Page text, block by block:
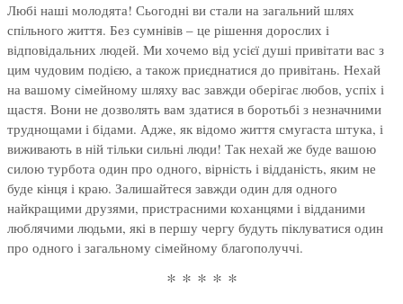
Любі наші молодята! Сьогодні ви стали на загальний шлях
спільного життя. Без сумнівів – це рішення дорослих і
відповідальних людей. Ми хочемо від усієї душі привітати вас з
цим чудовим подією, а також приєднатися до привітань. Нехай
на вашому сімейному шляху вас завжди оберігає любов, успіх і
щастя. Вони не дозволять вам здатися в боротьбі з незначними
труднощами і бідами. Адже, як відомо життя смугаста штука, і
виживають в ній тільки сильні люди! Так нехай же буде вашою
силою турбота один про одного, вірність і відданість, яким не
буде кінця і краю. Залишайтеся завжди один для одного
найкращими друзями, пристрасними коханцями і відданими
люблячими людьми, які в першу чергу будуть піклуватися один
про одного і загальному сімейному благополуччі.
* * * * *